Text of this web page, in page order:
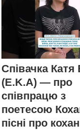
Співачка Катя
(E.K.A) — про
співпрацю з
поетесою
пісні про